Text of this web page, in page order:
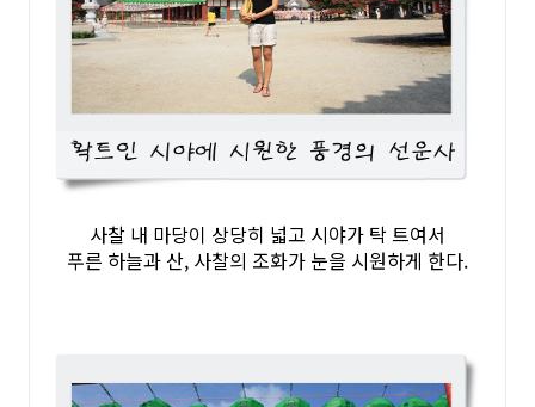
사찰 내 마당이 상당히 넓고 시야가 탁 트여서
푸른 하늘과 산, 사찰의 조화가 눈을 시원하게 한다.